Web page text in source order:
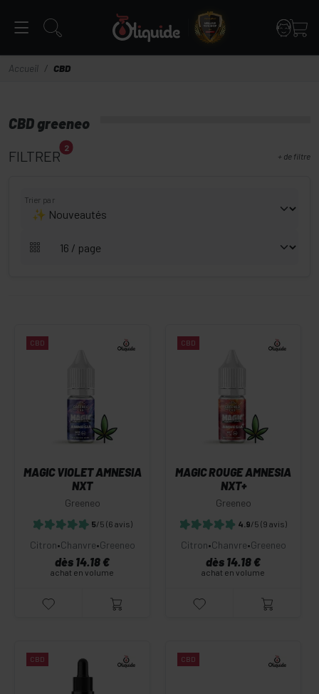
Accueil CBD
CBD greeneo
FILTRER 2
+ de filtre
Trier par
CBD
MAGIC VIOLET AMNESIA
NXT
Greeneo
5/5 (6 avis)
Citron•Chanvre•Greeneo
dès 14.18 €
achat en volume
CBD
MAGIC ROUGE AMNESIA
NXT+
Greeneo
4.9/5 (9 avis)
Citron•Chanvre•Greeneo
dès 14.18 €
achat en volume
CBD CBD